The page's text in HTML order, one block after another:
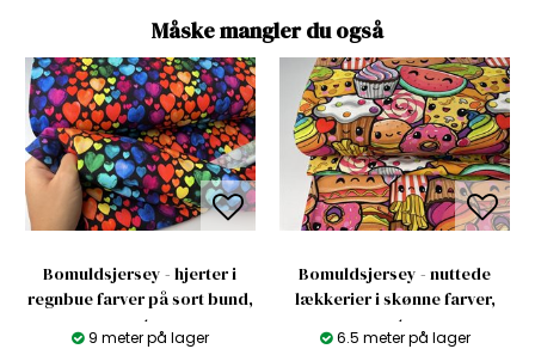
Måske mangler du også
Bomuldsjersey - hjerter i
regnbue farver på sort bund,
gots
9 meter på lager
Bomuldsjersey - nuttede
lækkerier i skønne farver,
gots
6.5 meter på lager